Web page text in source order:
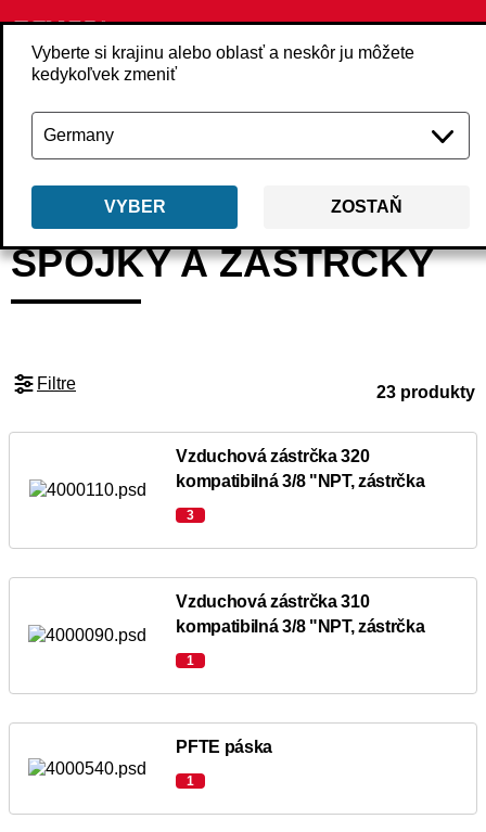
Vyberte si krajinu alebo oblasť a neskôr ju môžete
kedykoľvek zmeniť
VYBER ZOSTAŇ
Späť Produkty Príslušenstvo
SPOJKY A ZÁSTRČKY
Filtre 23 produkty
Vzduchová zástrčka 320
kompatibilná 3/8 "NPT, zástrčka
3
Vzduchová zástrčka 310
kompatibilná 3/8 "NPT, zástrčka
1
PFTE páska
1